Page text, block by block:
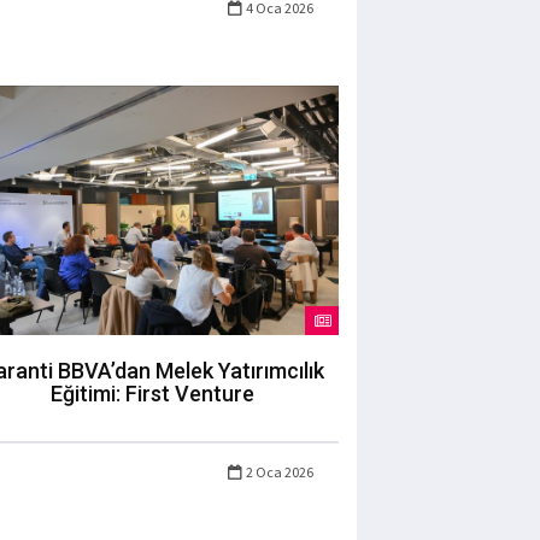
4 Oca 2026
BBVA’dan Melek Yatırımcılık
Eğitimi: First Venture
2 Oca 2026